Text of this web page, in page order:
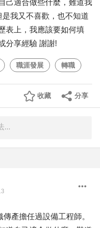
己適合做些什麼，難道我
我又不喜歡，也不知道
表上，我應該要如何填
分享經驗 謝謝!
職涯發展 轉職
分享
收藏
產擔任過設備工程師。